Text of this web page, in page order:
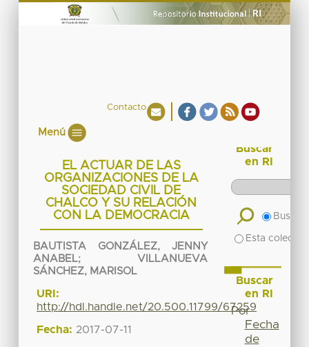
Contacto
Menú
EL ACTUAR DE LAS
ORGANIZACIONES DE LA
SOCIEDAD CIVIL DE
CHALCO Y SU RELACIÓN
CON LA DEMOCRACIA
BAUTISTA GONZÁLEZ, JENNY
ANABEL; VILLANUEVA
SÁNCHEZ, MARISOL
URI:
http://hdl.handle.net/20.500.11799/67259
Fecha: 2017-07-11
Buscar
en RI
Buscar
Esta
Buscar
en RI
Por
Fecha
de